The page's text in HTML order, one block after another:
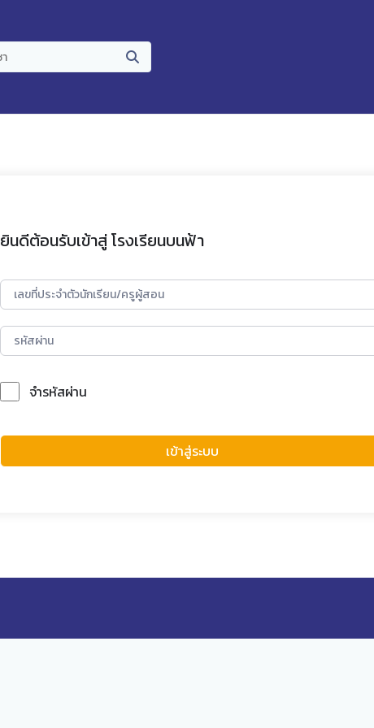
ยินดีต้อนรับเข้าสู่ โรงเรียนบนฟ้า
จำรหัสผ่าน
เข้าสู่ระบบ